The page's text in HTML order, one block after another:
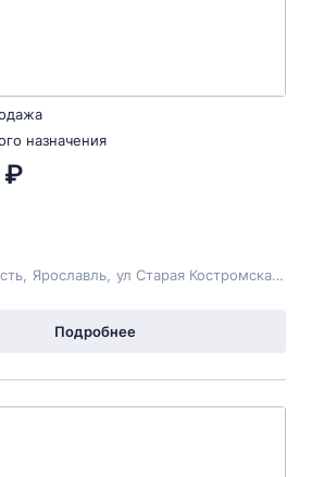
назначения
₽
Ярославль ул Старая Костромская , 6
Подробнее